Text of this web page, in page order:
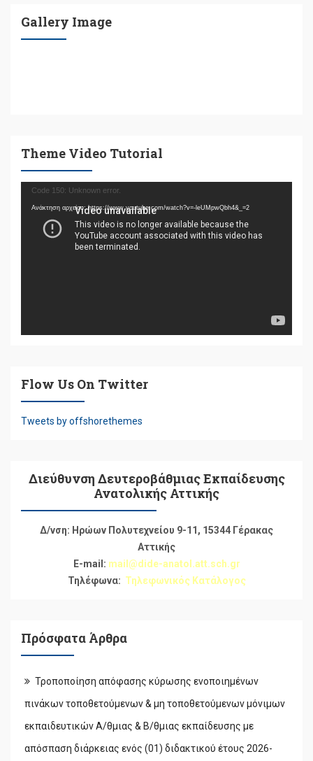
Gallery Image
Theme Video Tutorial
Πρόγραμμα
Αναπαραγωγής
Βίντεο
Code 150: Unknown error.
Ανάκτηση αρχείου: https://www.youtube.com/watch?v=-leUMpwQbh4&_=2
Flow Us On Twitter
Tweets by offshorethemes
Διεύθυνση Δευτεροβάθμιας Εκπαίδευσης
Ανατολικής Αττικής
Δ/νση: Ηρώων Πολυτεχνείου 9-11, 15344 Γέρακας
Αττικής
E-mail: mail@dide-anatol.att.sch.gr
Τηλέφωνα: Τηλεφωνικός Κατάλογος
Πρόσφατα Άρθρα
Τροποποίηση απόφασης κύρωσης ενοποιημένων
πινάκων τοποθετούμενων & μη τοποθετούμενων μόνιμων
εκπαιδευτικών Α/θμιας & Β/θμιας εκπαίδευσης με
απόσπαση διάρκειας ενός (01) διδακτικού έτους 2026-